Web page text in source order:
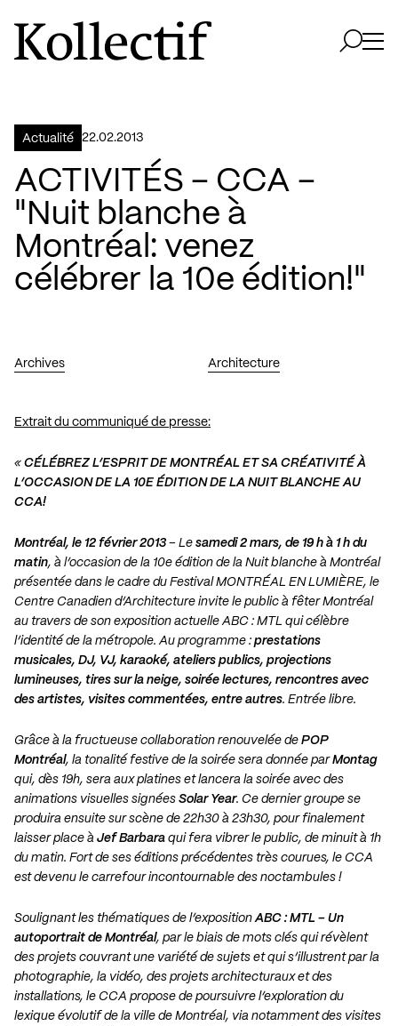
Aller à la page d'accueil
Logo Kollectif
Actualité 22.02.2013
ACTIVITÉS – CCA –
"Nuit blanche à
Montréal: venez
célébrer la 10e édition!"
Archives Architecture
Extrait du communiqué de presse:
« CÉLÉBREZ L’ESPRIT DE MONTRÉAL ET SA CRÉATIVITÉ À
L’OCCASION DE LA 10E ÉDITION DE LA NUIT BLANCHE AU
CCA!
Montréal, le 12 février 2013 – Le samedi 2 mars, de 19 h à 1 h du
matin, à l’occasion de la 10e édition de la Nuit blanche à Montréal
présentée dans le cadre du Festival MONTRÉAL EN LUMIÈRE, le
Centre Canadien d’Architecture invite le public à fêter Montréal
au travers de son exposition actuelle ABC : MTL qui célèbre
l’identité de la métropole. Au programme : prestations
musicales, DJ, VJ, karaoké, ateliers publics, projections
lumineuses, tires sur la neige, soirée lectures, rencontres avec
des artistes, visites commentées, entre autres. Entrée libre.
Grâce à la fructueuse collaboration renouvelée de POP
Montréal, la tonalité festive de la soirée sera donnée parMontag
qui, dès 19h, sera aux platines et lancera la soirée avec des
animations visuelles signées Solar Year. Ce dernier groupe se
produira ensuite sur scène de 22h30 à 23h30, pour finalement
laisser place à Jef Barbara qui fera vibrer le public, de minuit à 1h
du matin. Fort de ses éditions précédentes très courues, le CCA
est devenu le carrefour incontournable des noctambules !
Soulignant les thématiques de l’expositionABC : MTL – Un
autoportrait de Montréal, par le biais de mots clés qui révèlent
des projets couvrant une variété de sujets et qui s’illustrent par la
photographie, la vidéo, des projets architecturaux et des
installations, le CCA propose de poursuivre l’exploration du
lexique évolutif de la ville de Montréal, via notamment des visites